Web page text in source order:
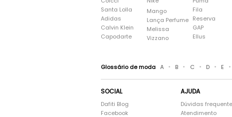
Santa Lolla
Adidas
Calvin Klein
Capodarte
Mango
Lança Perfume
Melissa
Vizzano
Fila
Reserva
GAP
Ellus
Glossário de moda A • B • C • D • E •
SOCIAL
Dafiti Blog
Facebook
AJUDA
Dúvidas
Atendimento